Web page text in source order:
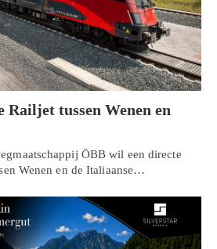
tussen Wenen en
ÖBB wil een directe
Wenen en de Italiaanse…